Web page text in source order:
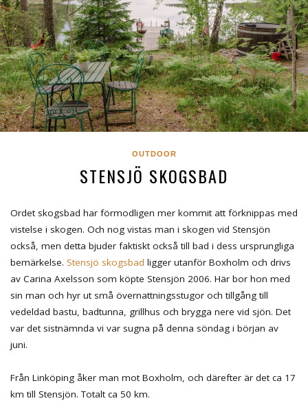
OUTDOOR
STENSJÖ SKOGSBAD
Ordet skogsbad har förmodligen mer kommit att förknippas med
vistelse i skogen. Och nog vistas man i skogen vid Stensjön
också, men detta bjuder faktiskt också till bad i dess ursprungliga
bemärkelse. Stensjö skogsbad ligger utanför Boxholm och drivs
av Carina Axelsson som köpte Stensjön 2006. Här bor hon med
sin man och hyr ut små övernattningsstugor och tillgång till
vedeldad bastu, badtunna, grillhus och brygga nere vid sjön. Det
var det sistnämnda vi var sugna på denna söndag i början av
juni.
Från Linköping åker man mot Boxholm, och därefter är det ca 17
km till Stensjön. Totalt ca 50 km.